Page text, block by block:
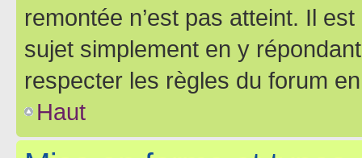
remontée n’est pas atteint. Il
sujet simplement en y
respecter les règles du forum
Haut